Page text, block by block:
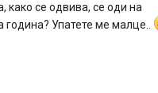
како се одвива, се оди на
Упатете ме малце..